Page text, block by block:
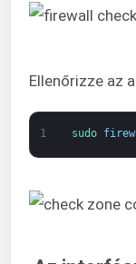
Ellenőrizze az
1 sudo